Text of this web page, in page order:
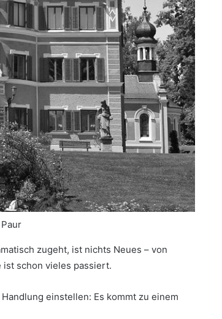
zugeht, ist nichts Neues – von
schon vieles passiert.
einstellen: Es kommt zu einem